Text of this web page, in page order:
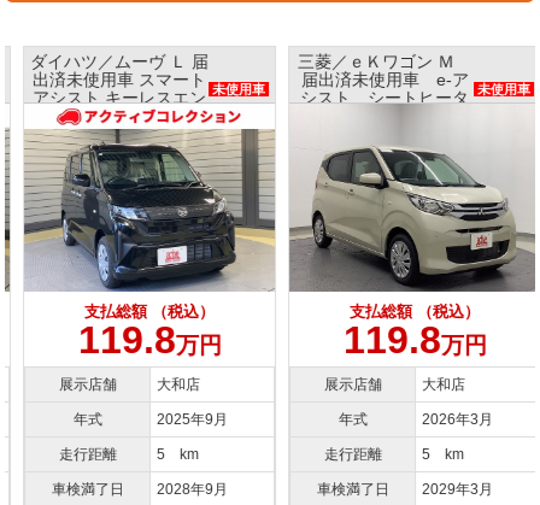
ダイハツ／ムーヴ Ｌ 届
出済未使用車 スマート
アシスト キーレスエン
トリー
未使用車
支払総額 （税込）
119.8万円
展示店舗 大和店
年式 2025年9月
走行距離 5 km
車検満了日 2028年9月
三菱／ｅＫワゴン Ｍ
届出済未使用車 e-ア
シスト シートヒータ
未使用車
支払総額 （税込）
119.8万円
展示店舗 大和店
年式 2026年3月
走行距離 5 km
車検満了日 2029年3月